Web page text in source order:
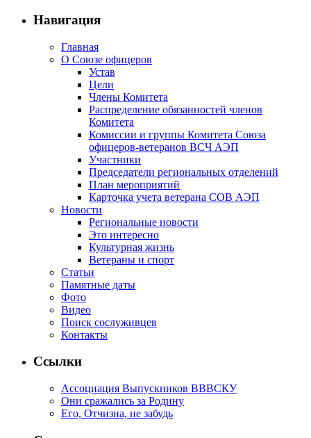
Навигация
Главная
О Союзе офицеров
Устав
Цели
Члены Комитета
Распределение обязанностей членов
Комитета
Комиссии и группы Комитета Союза
офицеров-ветеранов ВСЧ АЭП
Участники
Председатели региональных отделений
План мероприятий
Карточка учета ветерана CОВ АЭП
Новости
Региональные новости
Это интересно
Культурная жизнь
Ветераны и спорт
Статьи
Памятные даты
Фото
Видео
Поиск сослуживцев
Контакты
Ссылки
Ассоциация Выпускников ВВВСКУ
Они сражались за Родину
Его, Отчизна, не забудь